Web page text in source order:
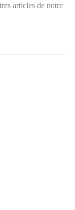
articles de notre